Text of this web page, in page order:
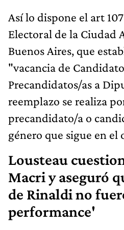
Así lo dispone el art
Electoral de la Ciudad
Buenos Aires, que
"vacancia de
Precandidatos/as a
reemplazo se realiza
precandidato/a o
género que sigue en el
Lousteau
Macri y aseguró
de Rinaldi no
performance'